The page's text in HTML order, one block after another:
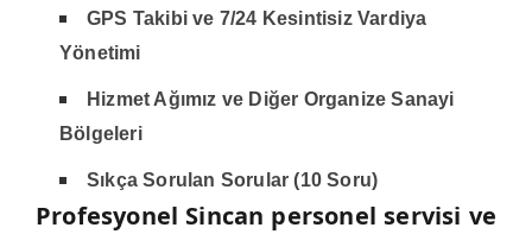
GPS Takibi ve 7/24 Kesintisiz Vardiya
Yönetimi
Hizmet Ağımız ve Diğer Organize Sanayi
Bölgeleri
Sıkça Sorulan Sorular (10 Soru)
Profesyonel Sincan personel servisi ve